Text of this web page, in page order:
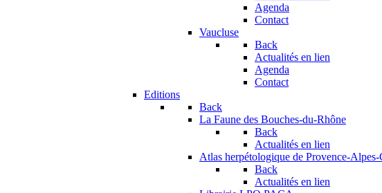
Agenda
Contact
Vaucluse
Back
Actualités en lien
Agenda
Contact
Editions
Back
La Faune des Bouches-du-Rhône
Back
Actualités en lien
Atlas herpétologique de Provence-
Back
Actualités en lien